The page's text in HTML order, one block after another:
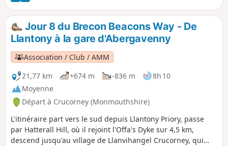
Jour 8 du Brecon Beacons Way - De
Llantony à la gare d'Abergavenny
Association / Club / AMM
21,77 km
+674 m -836 m
8h 10
Moyenne
Départ à Crucorney (Monmouthshire)
L'itinéraire part vers le sud depuis Llantony Priory, passe
par Hatterall Hill, où il rejoint l'Offa's Dyke sur 4,5 km,
descend jusqu'au village de Llanvihangel Crucorney, qui